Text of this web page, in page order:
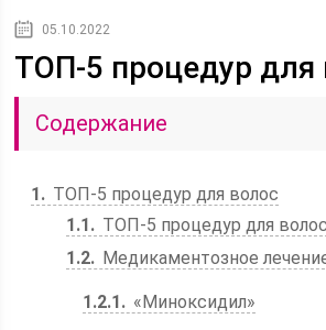
05.10.2022
ТОП-5 процедур для
Содержание
1
ТОП-5 процедур для волос
1.1
ТОП-5 процедур для волос
1.2
Медикаментозное
1.2.1 «Миноксидил»